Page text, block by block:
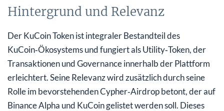
Hintergrund und Relevanz
Der KuCoin Token ist integraler Bestandteil des
KuCoin‑Ökosystems und fungiert als Utility‑Token, der
Transaktionen und Governance innerhalb der Plattform
erleichtert. Seine Relevanz wird zusätzlich durch seine
Rolle im bevorstehenden Cypher‑Airdrop betont, der auf
Binance Alpha und KuCoin gelistet werden soll. Dieses